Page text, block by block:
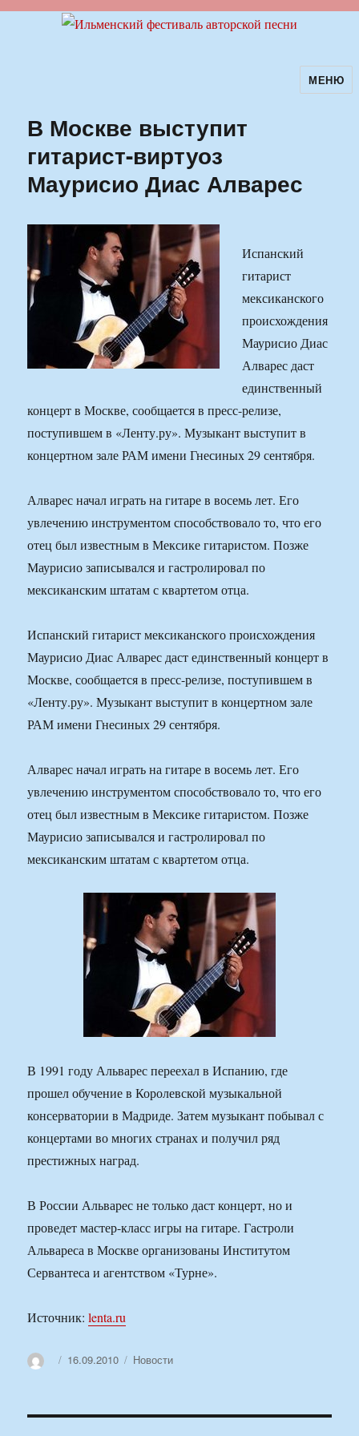
Ильменский фестиваль авторскойМЕНЮ
В Москве выступит
гитарист-виртуоз
Маурисио Диас Алварес
Испанский
гитарист
мексиканского
происхождения
Маурисио Диас
Алварес даст
единственный
концерт в Москве, сообщается в пресс-релизе,
поступившем в «Ленту.ру». Музыкант выступит в
концертном зале РАМ имени Гнесиных 29 сентября.
Алварес начал играть на гитаре в восемь лет. Его
увлечению инструментом способствовало то, что его
отец был известным в Мексике гитаристом. Позже
Маурисио записывался и гастролировал по
мексиканским штатам с квартетом отца.
Испанский гитарист мексиканского происхождения
Маурисио Диас Алварес даст единственный концерт в
Москве, сообщается в пресс-релизе, поступившем в
«Ленту.ру». Музыкант выступит в концертном зале
РАМ имени Гнесиных 29 сентября.
Алварес начал играть на гитаре в восемь лет. Его
увлечению инструментом способствовало то, что его
отец был известным в Мексике гитаристом. Позже
Маурисио записывался и гастролировал по
мексиканским штатам с квартетом отца.
В 1991 году Альварес переехал в Испанию, где
прошел обучение в Королевской музыкальной
консерватории в Мадриде. Затем музыкант побывал с
концертами во многих странах и получил ряд
престижных наград.
В России Альварес не только даст концерт, но и
проведет мастер-класс игры на гитаре. Гастроли
Альвареса в Москве организованы Институтом
Сервантеса и агентством «Турне».
Источник:lenta.ru
АвторОпубликовано
16.09.2010 Рубрики
Новости